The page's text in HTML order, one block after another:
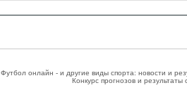
Футбол онлайн - и другие виды спорта: новости и
Конкурс прогнозов и